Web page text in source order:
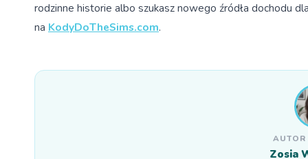
rodzinne historie albo szukasz nowego źródła dochodu
na KodyDoTheSims.com.
Zosia